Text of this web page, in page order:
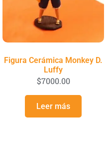
Figura Cerámica Monkey D.
Luffy
$7000.00
Leer más